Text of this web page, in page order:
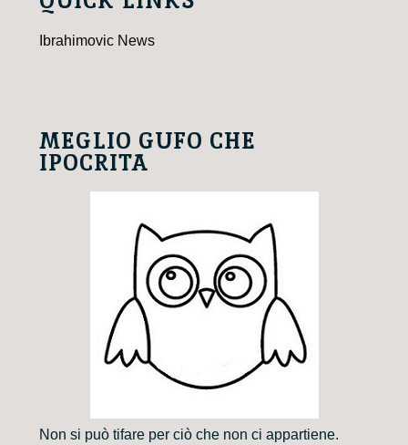
Ibrahimovic News
MEGLIO GUFO CHE
IPOCRITA
Non si può tifare per ciò che non ci appartiene.